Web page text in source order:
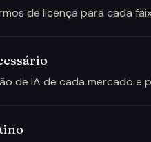
de licença para cada
de IA de cada mercado